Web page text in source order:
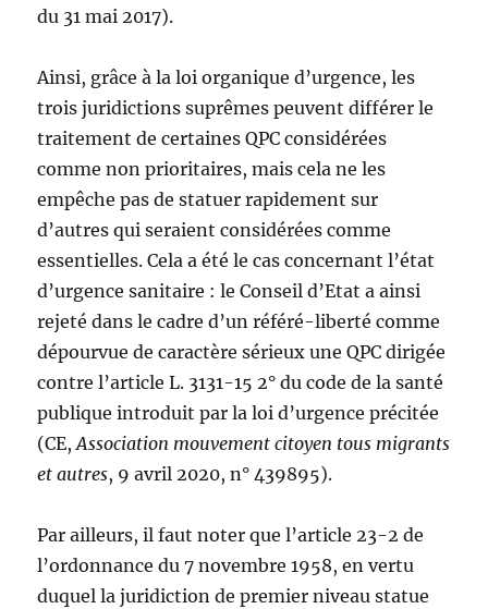
du 31 mai 2017).
Ainsi, grâce à la loi organique d’urgence, les
trois juridictions suprêmes peuvent différer le
traitement de certaines QPC considérées
comme non prioritaires, mais cela ne les
empêche pas de statuer rapidement sur
d’autres qui seraient considérées comme
essentielles. Cela a été le cas concernant l’état
d’urgence sanitaire : le Conseil d’Etat a ainsi
rejeté dans le cadre d’un référé-liberté comme
dépourvue de caractère sérieux une QPC dirigée
contre l’article L. 3131-15 2° du code de la santé
publique introduit par la loi d’urgence précitée
(CE,Association mouvement citoyen tous migrants
et autres, 9 avril 2020, n° 439895).
Par ailleurs, il faut noter que l’article 23-2 de
l’ordonnance du 7 novembre 1958, en vertu
duquel la juridiction de premier niveau statue